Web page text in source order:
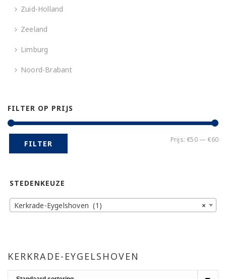
KERKRADE-EYGELSHOVEN
Zuid-Holland
Zeeland
Limburg
Noord-Brabant
FILTER OP PRIJS
FILTER Prijs:€50—€60
STEDENKEUZE
×
Kerkrade-Eygelshoven (1)